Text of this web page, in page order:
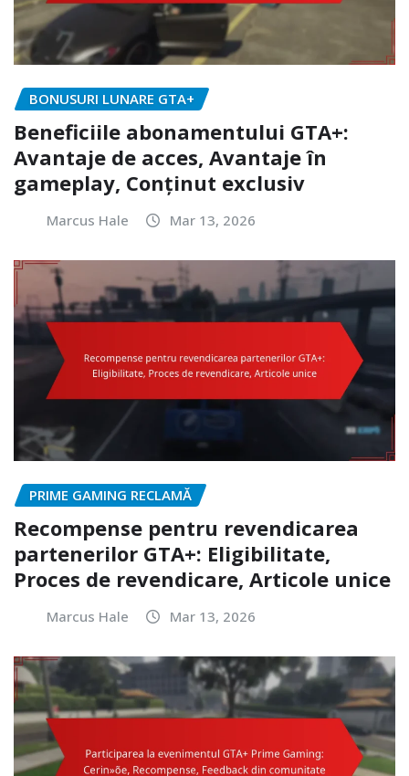
BONUSURI LUNARE GTA+
Beneficiile abonamentului GTA+:
Avantaje de acces, Avantaje în
gameplay, Conținut exclusiv
Marcus Hale Mar 13, 2026
PRIME GAMING RECLAMĂ
Recompense pentru revendicarea
partenerilor GTA+: Eligibilitate,
Proces de revendicare, Articole unice
Marcus Hale Mar 13, 2026